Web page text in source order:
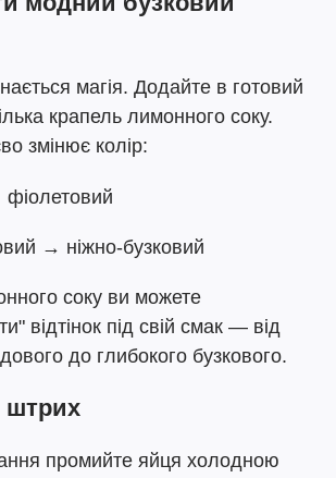
магія. Додайте в готовий
крапель лимонного соку.
змінює колір:
фіолетовий
→ ніжно-бузковий
соку ви можете
відтінок під свій смак — від
до глибокого бузкового.
штрих
промийте яйця холодною